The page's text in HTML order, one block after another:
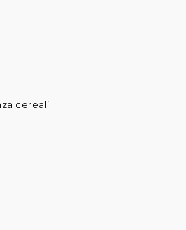
cereali